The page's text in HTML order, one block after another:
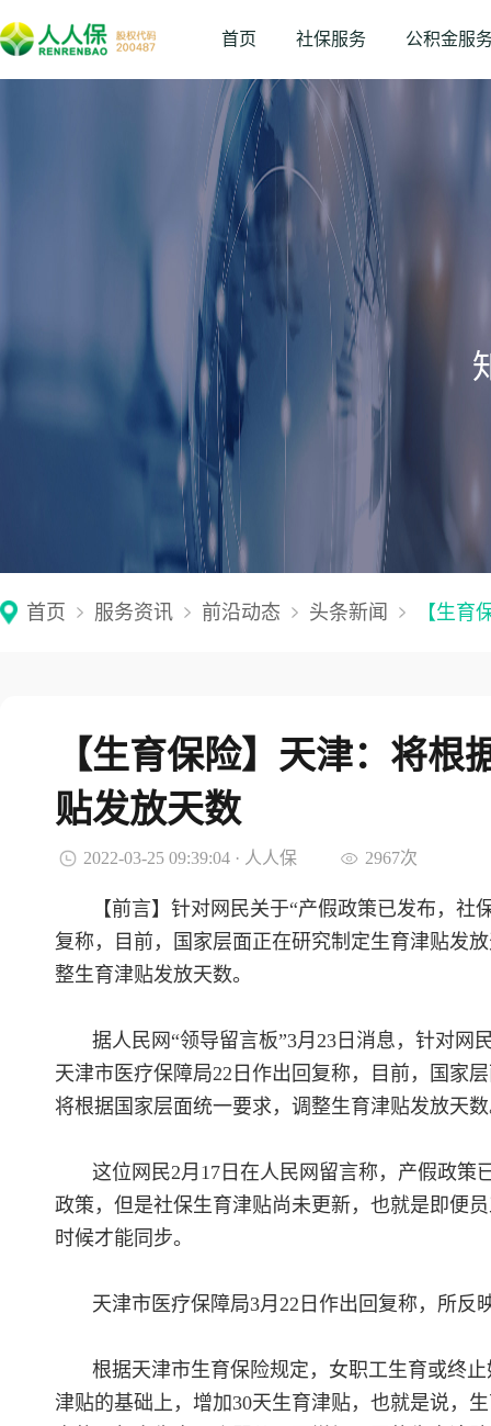
首页 社保服务 公积金服
首页 服务资讯 前沿动态 头条新闻 【生育
【生育保险】天津：将
贴发放天数
2022-03-25 09:39:04 · 人人保 2967次
【前言】针对网民关于“产假政策已发布，
复称，目前，国家层面正在研究制定生育津贴发
整生育津贴发放天数。
据人民网“领导留言板”3月23日消息，针对网
天津市医疗保障局22日作出回复称，目前，国家
将根据国家层面统一要求，调整生育津贴发放天
这位网民2月17日在人民网留言称，产假政策
政策，但是社保生育津贴尚未更新，也就是即便
时候才能同步。
天津市医疗保障局3月22日作出回复称，所
根据天津市生育保险规定，女职工生育或终
津贴的基础上，增加30天生育津贴，也就是说，